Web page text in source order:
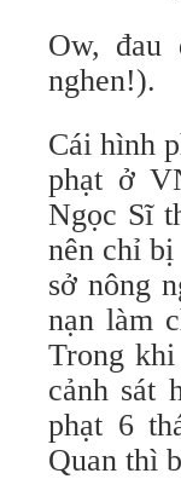
Ow, đau
nghen!).
Cái hình
phạt ở
Ngọc Sĩ
nên chỉ
sở nông
nạn làm
Trong
cảnh sát
phạt 6
Quan thì